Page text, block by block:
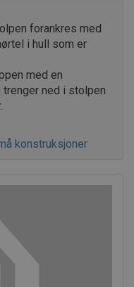
forankres med
i hull som er
med en
trenger ned i stolpen
konstruksjoner